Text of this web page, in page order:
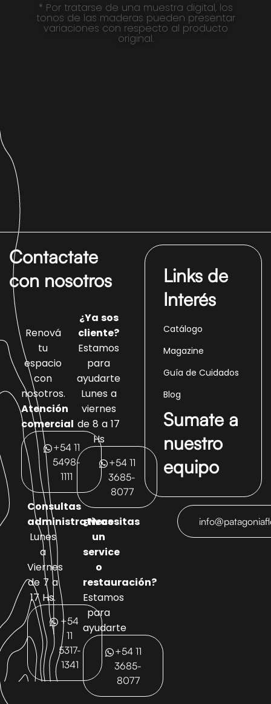
* Por tratarse de una muestra digital, los
tonos de las maderas pueden presentar
variaciones con respecto al producto
original.
Contactate
con nosotros
Renová
tu
espacio
con
nosotros.
Atención
comercial
+54 11
5498-
1111
Consultas
administrativas
Lunes
a
Viernes
de 7 a
17 Hs.
+54
11
5317-
1341
¿Ya sos
cliente?
Estamos
para
ayudarte
Lunes a
viernes
de 8 a 17
Hs
+54 11
3685-
8077
¿Necesitas
un
service
o
restauración?
Estamos
para
ayudarte
+54 11
3685-
8077
Links de
Interés
Catálogo
Magazine
Guía de Cuidados
Blog
Sumate a
nuestro
equipo